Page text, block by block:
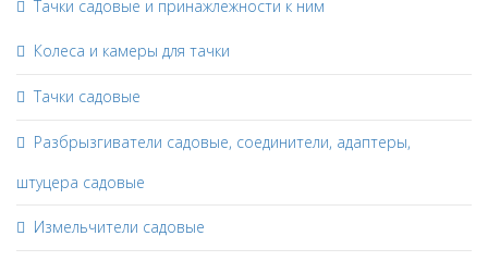
Тачки садовые и принажлежности к ним
Колеса и камеры для тачки
Тачки садовые
Разбрызгиватели садовые, соединители, адаптеры,
штуцера садовые
Измельчители садовые